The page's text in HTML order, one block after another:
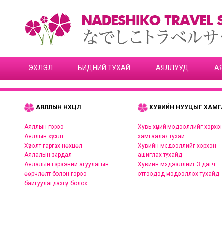
ЭХЛЭЛ БИДНИЙ ТУХАЙ АЯЛЛУУД
АЯЛЛЫН НӨХЦӨЛ
Аяллын гэрээ
Аяллын хүсэлт
Хүсэлт гаргах нөхцөл
Аялалын зардал
Аялалын гэрээний агуулагын
өөрчлөлт болон гэрээ
байгуулагдахгүй болох
ХУВИЙН НУУЦЫГ
Хувь хүний мэдээллийг
хамгаалах тухай
Хувийн мэдээллийг хэрхэн
ашиглах тухайд
Хувийн мэдээллийг 3 дагч
этгээдэд мэдээллэх тухайд